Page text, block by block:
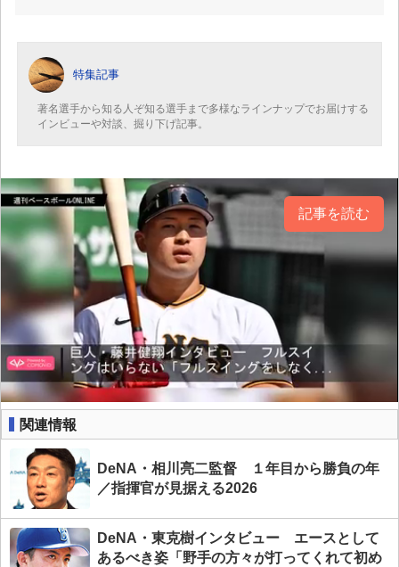
特集記事
著名選手から知る人ぞ知る選手まで多様なラインナップでお届けする
インビューや対談、掘り下げ記事。
記事を読む
関連情報
DeNA・相川亮二監督 １年目から勝負の年
／指揮官が見据える2026
DeNA・東克樹インタビュー エースとして
あるべき姿「野手の方々が打ってくれて初め